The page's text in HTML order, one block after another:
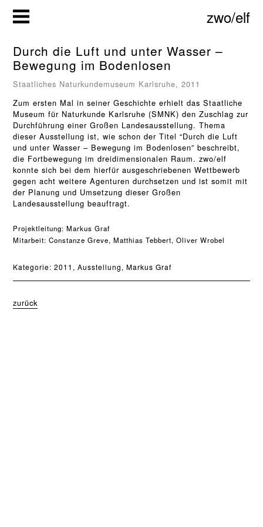
Zum
Inhalt
zwo/elf
Durch die Luft und unter Wasser –
Bewegung im Bodenlosen
Staatliches Naturkundemuseum Karlsruhe, 2011
Zum ersten Mal in seiner Geschichte erhielt das Staatliche
Museum für Naturkunde Karlsruhe (SMNK) den Zuschlag zur
Durchführung einer Großen Landesausstellung. Thema
dieser Ausstellung ist, wie schon der Titel “Durch die Luft
und unter Wasser – Bewegung im Bodenlosen” beschreibt,
die Fortbewegung im dreidimensionalen Raum. zwo/elf
konnte sich bei dem hierfür ausgeschriebenen Wettbewerb
gegen acht weitere Agenturen durchsetzen und ist somit mit
der Planung und Umsetzung dieser Großen
Landesausstellung beauftragt.
Projektleitung: Markus Graf
Mitarbeit: Constanze Greve, Matthias Tebbert, Oliver Wrobel
Kategorie:2011 ,Ausstellung,Markus Graf
zurück